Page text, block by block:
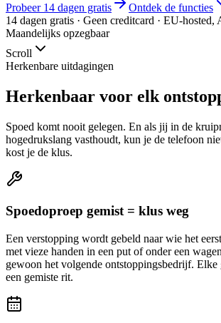
Probeer 14 dagen gratis
Ontdek de functies
14 dagen gratis · Geen creditcard · EU-hosted,
Maandelijks opzegbaar
Scroll
Herkenbare uitdagingen
Herkenbaar voor elk
Spoed komt nooit gelegen. En als jij in de
hogedrukslang vasthoudt, kun je de telefoon
kost je de klus.
Spoedoproep gemist = klus weg
Een verstopping wordt gebeld naar wie het
met vieze handen in een put of onder een
gewoon het volgende ontstoppingsbedrijf. Elke
een gemiste rit.